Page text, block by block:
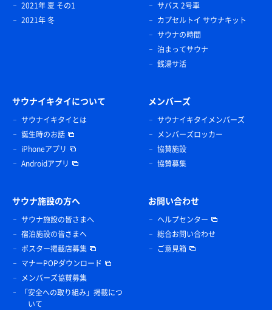
2021年 夏 その1
2021年 冬
サバス 2号車
カプセルトイ サウナキット
サウナの時間
泊まってサウナ
銭湯サ活
サウナイキタイについて
サウナイキタイとは
誕生時のお話
iPhoneアプリ
Androidアプリ
メンバーズ
サウナイキタイメンバーズ
メンバーズロッカー
協賛施設
協賛募集
サウナ施設の方へ
サウナ施設の皆さまへ
宿泊施設の皆さまへ
ポスター掲載店募集
マナーPOPダウンロード
メンバーズ協賛募集
「安全への取り組み」掲載につ
いて
お問い合わせ
ヘルプセンター
総合お問い合わせ
ご意見箱